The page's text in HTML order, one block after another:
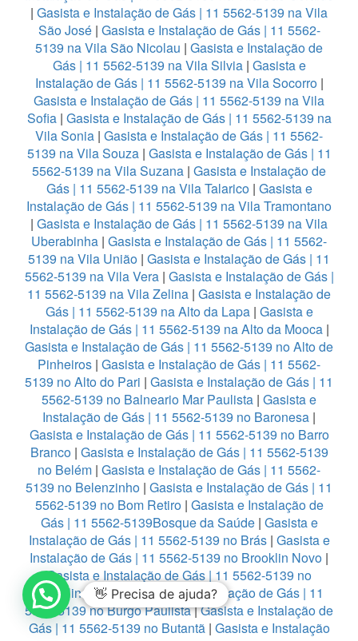
| Gasista e Instalação de Gás | 11 5562-5139 na Vila
São José| Gasista e Instalação de Gás | 11 5562-
5139 na Vila São Nicolau | Gasista e Instalação de
Gás | 11 5562-5139 na Vila Silvia| Gasista e
Instalação de Gás | 11 5562-5139 na Vila Socorro|
Gasista e Instalação de Gás | 11 5562-5139 na Vila
Sofia| Gasista e Instalação de Gás | 11 5562-5139 na
Vila Sonia | Gasista e Instalação de Gás | 11 5562-
5139 na Vila Souza| Gasista e Instalação de Gás | 11
5562-5139 na Vila Suzana | Gasista e Instalação de
Gás | 11 5562-5139 na Vila Talarico| Gasista e
Instalação de Gás | 11 5562-5139 na Vila Tramontano
| Gasista e Instalação de Gás | 11 5562-5139 na Vila
Uberabinha | Gasista e Instalação de Gás | 11 5562-
5139 na Vila União | Gasista e Instalação de Gás | 11
5562-5139 na Vila Vera| Gasista e Instalação de Gás |
11 5562-5139 na Vila Zelina | Gasista e Instalação de
Gás | 11 5562-5139 na Alto da Lapa| Gasista e
Instalação de Gás | 11 5562-5139 na Alto da Mooca|
Gasista e Instalação de Gás | 11 5562-5139 no Alto de
Pinheiros | Gasista e Instalação de Gás | 11 5562-
5139 no Alto do Pari | Gasista e Instalação de Gás | 11
5562-5139 no Balneario Mar Paulista | Gasista e
Instalação de Gás | 11 5562-5139 no Baronesa |
Gasista e Instalação de Gás | 11 5562-5139 no Barro
Branco| Gasista e Instalação de Gás | 11 5562-5139
no Belém | Gasista e Instalação de Gás | 11 5562-
5139 no Belenzinho | Gasista e Instalação de Gás | 11
5562-5139 no Bom Retiro| Gasista e Instalação de
Gás | 11 5562-5139Bosque da Saúde| Gasista e
Instalação de Gás | 11 5562-5139 no Brás| Gasista e
Instalação de Gás | 11 5562-5139 no Brooklin Novo |
Gasista e Instalação de Gás | 11 5562-5139 no
Brooklin Paulista|Gasista e Instalação de Gás | 11
5562-5139 no Burgo Paulista|Gasista e Instalação de
Gás | 11 5562-5139 no Butantã| Gasista e Instalação
👋 Precisa de ajuda?